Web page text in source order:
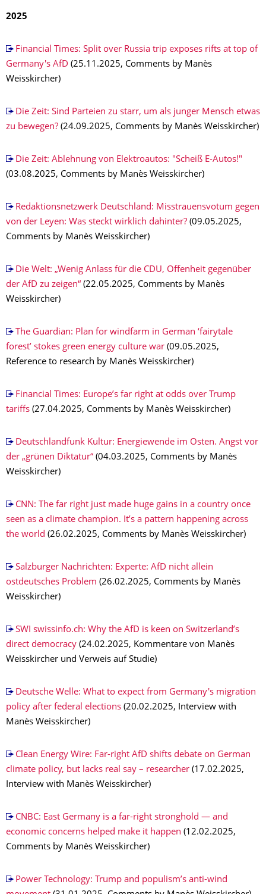
2025
Financial Times: Split over Russia trip exposes rifts at top of
Germany's AfD (25.11.2025, Comments by Manès
Weisskircher)
Die Zeit: Sind Parteien zu starr, um als junger Mensch etwas
zu bewegen? (24.09.2025, Comments by Manès Weisskircher)
Die Zeit: Ablehnung von Elektroautos: "Scheiß E-Autos!"
(03.08.2025, Comments by Manès Weisskircher)
Redaktionsnetzwerk Deutschland: Misstrauensvotum gegen
von der Leyen: Was steckt wirklich dahinter? (09.05.2025,
Comments by Manès Weisskircher)
Die Welt: „Wenig Anlass für die CDU, Offenheit gegenüber
der AfD zu zeigen“ (22.05.2025, Comments by Manès
Weisskircher)
The Guardian: Plan for windfarm in German ‘fairytale
forest’ stokes green energy culture war (09.05.2025,
Reference to research by Manès Weisskircher)
Financial Times: Europe’s far right at odds over Trump
tariffs (27.04.2025, Comments by Manès Weisskircher)
Deutschlandfunk Kultur: Energiewende im Osten. Angst vor
der „grünen Diktatur“ (04.03.2025, Comments by Manès
Weisskircher)
CNN: The far right just made huge gains in a country once
seen as a climate champion. It’s a pattern happening across
the world (26.02.2025, Comments by Manès Weisskircher)
Salzburger Nachrichten: Experte: AfD nicht allein
ostdeutsches Problem (26.02.2025, Comments by Manès
Weisskircher)
SWI swissinfo.ch: Why the AfD is keen on Switzerland’s
direct democracy (24.02.2025, Kommentare von Manès
Weisskircher und Verweis auf Studie)
Deutsche Welle: What to expect from Germany's migration
policy after federal elections (20.02.2025, Interview with
Manès Weisskircher)
Clean Energy Wire: Far-right AfD shifts debate on German
climate policy, but lacks real say – researcher (17.02.2025,
Interview with Manès Weisskircher)
CNBC: East Germany is a far-right stronghold — and
economic concerns helped make it happen (12.02.2025,
Comments by Manès Weisskircher)
Power Technology: Trump and populism’s anti-wind